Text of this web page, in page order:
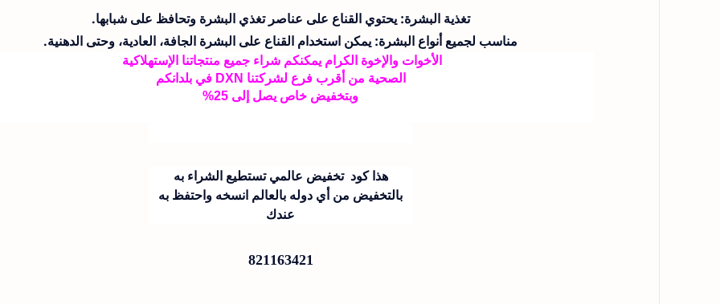
تغذية البشرة: يحتوي القناع على عناصر تغذي البشرة وتحافظ على شبابها.
مناسب لجميع أنواع البشرة: يمكن استخدام القناع على البشرة الجافة، العادية، وحتى الدهنية.
الأخوات والإخوة الكرام يمكنكم شراء جميع منتجاتنا الإستهلاكية
الصحية من أقرب فرع لشركتنا DXN في بلدانكم
وبتخفيض خاص يصل إلى 25%
هذا كود تخفيض عالمي تستطيع الشراء به
بالتخفيض من أي دوله بالعالم انسخه واحتفظ به
عندك
821163421